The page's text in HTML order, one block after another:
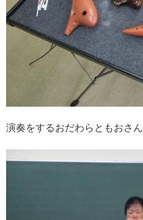
演奏をするおだわらともおさん